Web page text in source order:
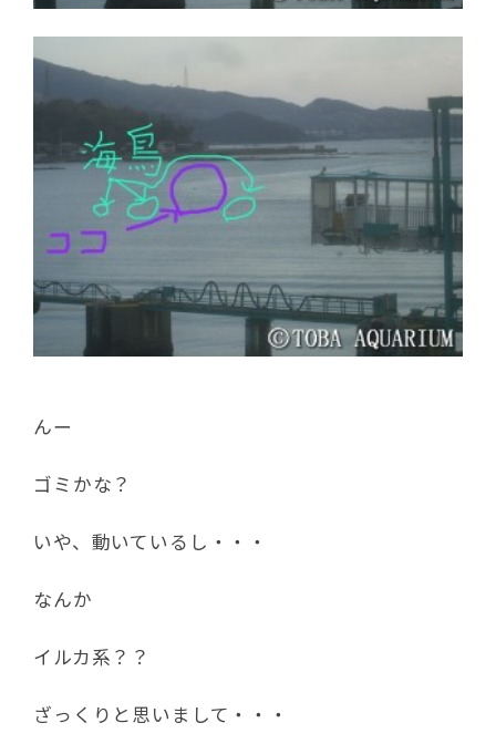
んー
ゴミかな？
いや、動いているし・・・
なんか
イルカ系？？
ざっくりと思いまして・・・